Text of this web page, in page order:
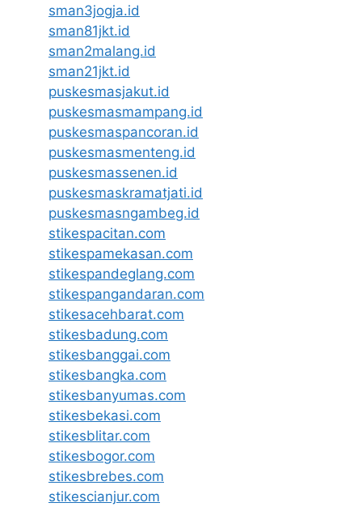
sman3jogja.id
sman81jkt.id
sman2malang.id
sman21jkt.id
puskesmasjakut.id
puskesmasmampang.id
puskesmaspancoran.id
puskesmasmenteng.id
puskesmassenen.id
puskesmaskramatjati.id
puskesmasngambeg.id
stikespacitan.com
stikespamekasan.com
stikespandeglang.com
stikespangandaran.com
stikesacehbarat.com
stikesbadung.com
stikesbanggai.com
stikesbangka.com
stikesbanyumas.com
stikesbekasi.com
stikesblitar.com
stikesbogor.com
stikesbrebes.com
stikescianjur.com